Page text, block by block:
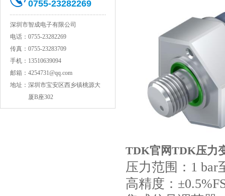
村田电感LQW15AN47NG80D
0755-23282269
深圳市智成电子有限公司
电话： 0755-23282269
传真： 0755-23283709
手机： 13510639094
邮箱： 4254731@qq.com
地址： 深圳市宝安区西乡镇桃源大
厦B座302
TDK官网TDK压力
压力范围：1 bar
高精度：